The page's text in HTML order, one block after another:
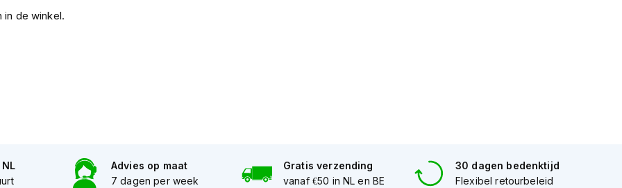
in de winkel.
Advies op maat
7 dagen per week
Gratis verzending
vanaf €50 in NL en BE
30 dagen bedenktijd
Flexibel retourbeleid